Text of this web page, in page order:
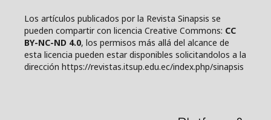
Los artículos publicados por la Revista Sinapsis se
pueden compartir con licencia Creative Commons: CC
BY-NC-ND 4.0, los permisos más allá del alcance de
esta licencia pueden estar disponibles solicitandolos a la
dirección https://revistas.itsup.edu.ec/index.php/sinapsis